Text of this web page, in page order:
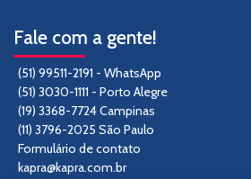
Fale com a gente!
(51) 99511-2191 - WhatsApp
(51) 3030-1111 - Porto Alegre
(19) 3368-7724 Campinas
(11) 3796-2025 São Paulo
Formulário de contato
kapra@kapra.com.br